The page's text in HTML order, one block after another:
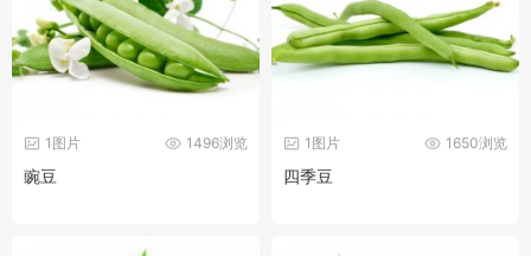
1496浏览
1图片
豌豆
1650浏览
1图片
四季豆